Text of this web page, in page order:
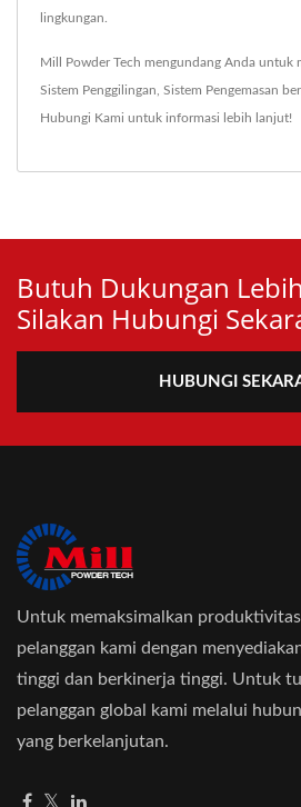
lingkungan.
Mill Powder Tech mengundang Anda untuk
Sistem Penggilingan Sistem Pengemasan
Hubungi Kami untuk informasi lebih lanjut!
Butuh Dukungan
Silakan Hubungi
HUBUNGI
Untuk memaksimalkan
pelanggan kami dengan
tinggi dan berkinerja tinggi. Untuk
pelanggan global kami melalui
yang berkelanjutan.